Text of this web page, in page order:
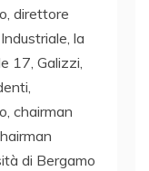
direttore
la
17, Galizzi,
chairman
di Bergamo